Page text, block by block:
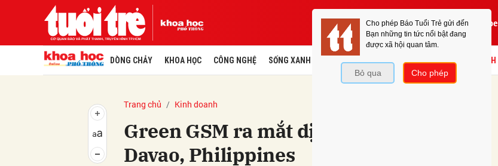
Podcast Youtube
DÒNG CHẢY KHOA HỌC CÔNG NGHỆ SỐNG XANH Y HỌC GIÁO DỤC TÀI CHÍNH KINH DOANH
Trang chủ Kinh doanh
Green GSM ra mắt dịch vụ taxi điện tại
Davao, Philippines